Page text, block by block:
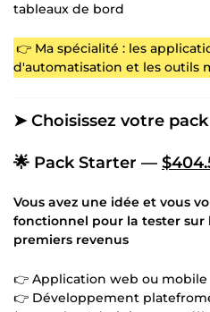
tableaux de bord
👉 Ma spécialité : les
d'automatisation et les outils
➤ Choisissez votre pack
🌟 Pack Starter —
Vous avez une idée et vous
fonctionnel pour la tester sur
premiers revenus
👉 Application web ou mobile
👉 Développement